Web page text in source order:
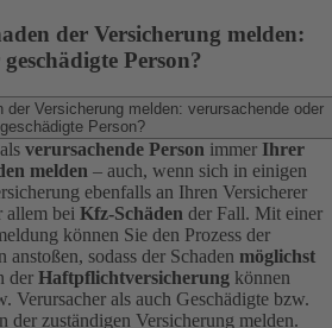
der Versicherung melden:
Person?
Versicherung melden: verursachende oder
geschädigte Person?
verursachende Person immer Ihrer
melden – auch, wenn sich in einigen
ebenfalls an Ihren Versicherer
allem bei Kfz-Schäden der Fall. Mit einer
können Sie den Prozess der
anstoßen, sodass der Schaden möglichst
der Haftpflichtversicherung können
Verursacher als auch Geschädigte bzw.
der zuständigen Versicherung melden.